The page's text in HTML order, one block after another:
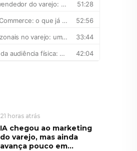
21 horas atrás
IA chegou ao marketing
do varejo, mas ainda
avança pouco em...